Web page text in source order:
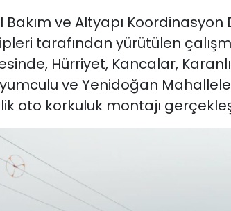
Bakım ve Altyapı Koordinasyon
tarafından yürütülen
Hürriyet, Kancalar,
ve Yenidoğan
oto korkuluk montajı